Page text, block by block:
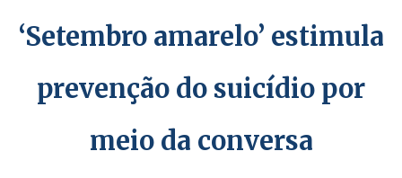
‘Setembro amarelo’ estimula
prevenção do suicídio por
meio da conversa